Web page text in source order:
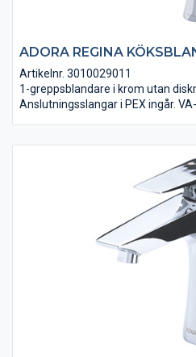
ADORA REGINA
Artikelnr. 3010029011
1-greppsblandare i krom utan
Anslutningsslangar i PEX ingår.